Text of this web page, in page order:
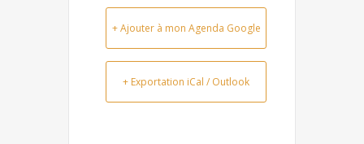
+ Ajouter à mon Agenda Google
+ Exportation iCal / Outlook